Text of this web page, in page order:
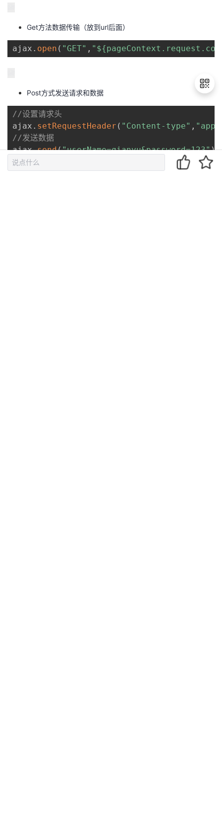
Get方法数据传输（放到url后面）
ajax . open ( "GET" ,
Post方式发送请求和数据
//设置请求头
ajax . setRequestHeader ( "Content-type" ,
//发送数据
ajax.send("userName=qianyu&password=123");